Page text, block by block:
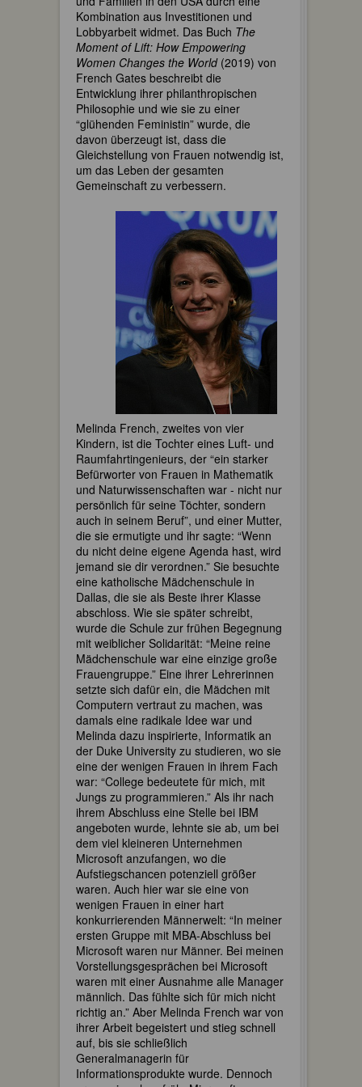
Kombination aus Investitionen und
Lobbyarbeit widmet. Das Buch The
Moment of Lift: How Empowering
Women Changes the World(2019) von
French Gates beschreibt die
Entwicklung ihrer philanthropischen
Philosophie und wie sie zu einer
“glühenden Feministin” wurde, die
davon überzeugt ist, dass die
Gleichstellung von Frauen notwendig ist,
um das Leben der gesamten
Gemeinschaft zu verbessern.
Melinda French, zweites von vier
Kindern, ist die Tochter eines Luft- und
Raumfahrtingenieurs, der “ein starker
Befürworter von Frauen in Mathematik
und Naturwissenschaften war - nicht nur
persönlich für seine Töchter, sondern
auch in seinem Beruf”, und einer Mutter,
die sie ermutigte und ihr sagte: “Wenn
du nicht deine eigene Agenda hast, wird
jemand sie dir verordnen.” Sie besuchte
eine katholische Mädchenschule in
Dallas, die sie als Beste ihrer Klasse
abschloss. Wie sie später schreibt,
wurde die Schule zur frühen Begegnung
mit weiblicher Solidarität: “Meine reine
Mädchenschule war eine einzige große
Frauengruppe.” Eine ihrer Lehrerinnen
setzte sich dafür ein, die Mädchen mit
Computern vertraut zu machen, was
damals eine radikale Idee war und
Melinda dazu inspirierte, Informatik an
der Duke University zu studieren, wo sie
eine der wenigen Frauen in ihrem Fach
war: “College bedeutete für mich, mit
Jungs zu programmieren.” Als ihr nach
ihrem Abschluss eine Stelle bei IBM
angeboten wurde, lehnte sie ab, um bei
dem viel kleineren Unternehmen
Microsoft anzufangen, wo die
Aufstiegschancen potenziell größer
waren. Auch hier war sie eine von
wenigen Frauen in einer hart
konkurrierenden Männerwelt: “In meiner
ersten Gruppe mit MBA-Abschluss bei
Microsoft waren nur Männer. Bei meinen
Vorstellungsgesprächen bei Microsoft
waren mit einer Ausnahme alle Manager
männlich. Das fühlte sich für mich nicht
richtig an.” Aber Melinda French war von
ihrer Arbeit begeistert und stieg schnell
auf, bis sie schließlich
Generalmanagerin für
Informationsprodukte wurde. Dennoch